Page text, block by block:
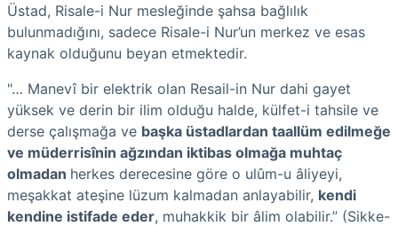
Üstad, Risale-i Nur mesleğinde şahsa bağlılık
bulunmadığını, sadece Risale-i Nur’un merkez ve esas
kaynak olduğunu beyan etmektedir.
"… Manevî bir elektrik olan Resail-in Nur dahi gayet
yüksek ve derin bir ilim olduğu halde, külfet-i tahsile ve
derse çalışmağa ve başka üstadlardan taallüm edilmeğe
ve müderrisînin ağzından iktibas olmağa muhtaç
olmadan herkes derecesine göre o ulûm-u âliyeyi,
meşakkat ateşine lüzum kalmadan anlayabilir, kendi
kendine istifade eder, muhakkik bir âlim olabilir.’’ (Sikke-